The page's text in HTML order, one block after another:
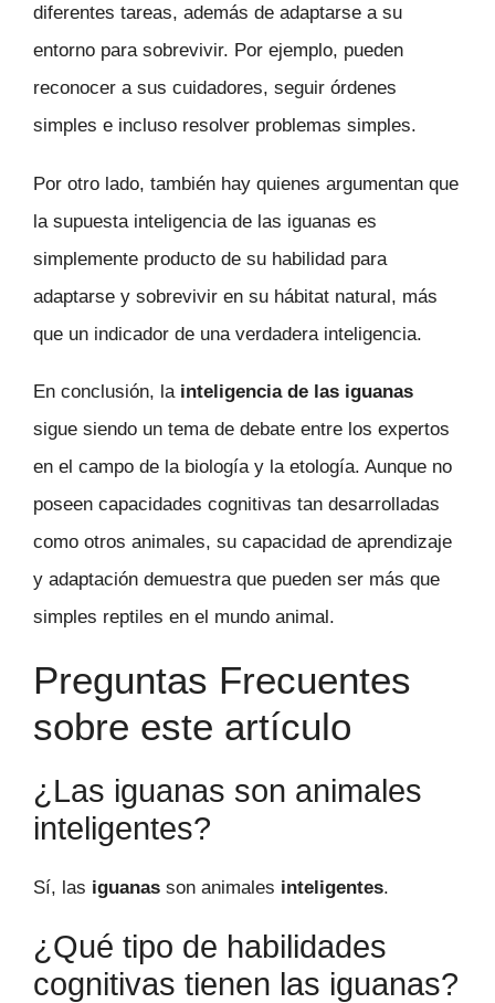
diferentes tareas, además de adaptarse a su
entorno para sobrevivir. Por ejemplo, pueden
reconocer a sus cuidadores, seguir órdenes
simples e incluso resolver problemas simples.
Por otro lado, también hay quienes argumentan que
la supuesta inteligencia de las iguanas es
simplemente producto de su habilidad para
adaptarse y sobrevivir en su hábitat natural, más
que un indicador de una verdadera inteligencia.
En conclusión, la inteligencia de las iguanas
sigue siendo un tema de debate entre los expertos
en el campo de la biología y la etología. Aunque no
poseen capacidades cognitivas tan desarrolladas
como otros animales, su capacidad de aprendizaje
y adaptación demuestra que pueden ser más que
simples reptiles en el mundo animal.
Preguntas Frecuentes
sobre este artículo
¿Las iguanas son animales
inteligentes?
Sí, las iguanas son animales inteligentes.
¿Qué tipo de habilidades
cognitivas tienen las iguanas?